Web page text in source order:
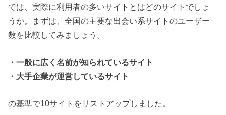
では、実際に利用者の多いサイトとはどのサイトでしょ
うか。まずは、全国の主要な出会い系サイトのユーザー
数を比較してみましょう。
・一般に広く名前が知られているサイト
・大手企業が運営しているサイト
の基準で10サイトをリストアップしました。